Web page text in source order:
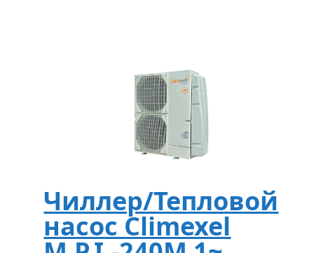
Чиллер/Тепловой
насос Climexel